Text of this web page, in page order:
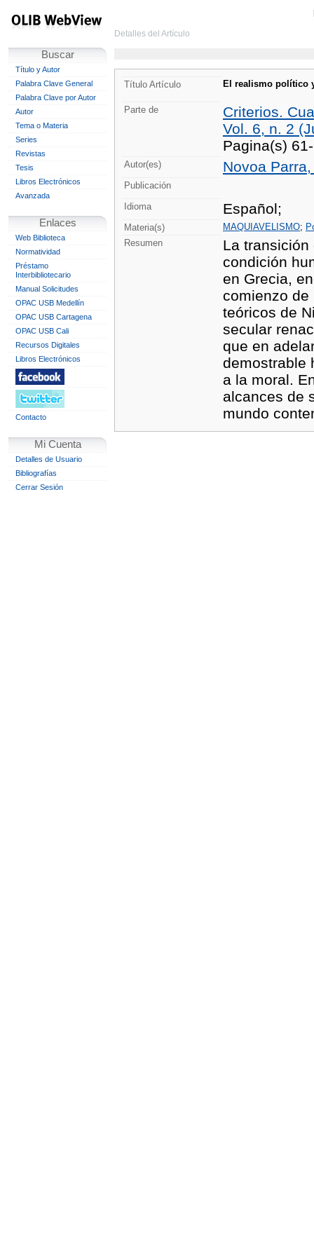
Buscar
Título y Autor
Palabra Clave General
Palabra Clave por Autor
Autor
Tema o Materia
Series
Revistas
Tesis
Libros Electrónicos
Avanzada
Enlaces
Web Biblioteca
Normatividad
Préstamo
Interbibliotecario
Manual Solicitudes
OPAC USB Medellín
OPAC USB Cartagena
OPAC USB Cali
Recursos Digitales
Libros Electrónicos
Contacto
Mi Cuenta
Detalles de Usuario
Bibliografías
Cerrar Sesión
Detalles del Artículo
Título Artículo El realismo político
Parte de
Criterios.
Vol. 6, n. 2
Pagina(s)
Autor(es) Novoa
Publicación
Idioma
Español;
Materia(s) MAQUIAVELISMO;
Resumen
La
condición
en Grecia,
comienzo de
teóricos de
secular
que en
demostrable
a la moral.
alcances de
mundo